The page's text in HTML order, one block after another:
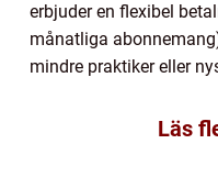
erbjuder en flexibel
månatliga
mindre praktiker eller
Läs